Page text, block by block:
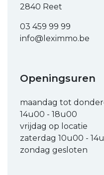
2840 Reet
03 459 99 99
info@leximmo.be
Openingsuren
maandag tot
14u00 - 18u00
vrijdag op locatie
zaterdag 10u00 -
zondag gesloten